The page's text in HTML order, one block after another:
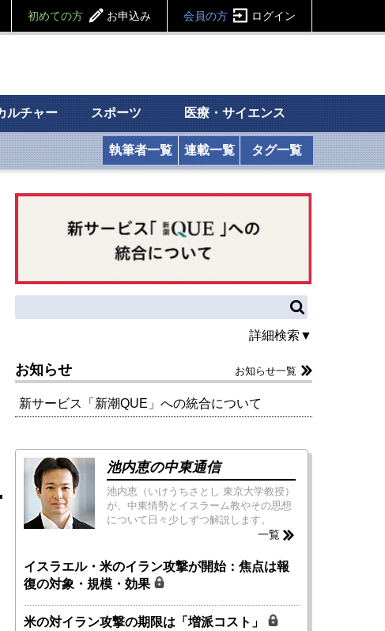
初めての方 お申込み 会員の方 ログイン
ルチャー スポーツ 医療・サイエンス
執筆者一覧 連載一覧 タグ一覧
詳細検索▼
お知らせ お知らせ一覧
新サービス「新潮QUE」への統合について
池内恵の中東通信
池内恵（いけうちさとし 東京大学教授）
が、中東情勢とイスラーム教やその思想
について日々少しずつ解説します。
一覧
イスラエル・米のイラン攻撃が開始：焦点は報
復の対象・規模・効果
米の対イラン攻撃の期限は「増派コスト」